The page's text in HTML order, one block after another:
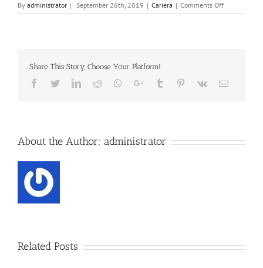
By administrator | September 26th, 2019 | Cariera | Comments Off
Share This Story, Choose Your Platform!
About the Author: administrator
Related Posts